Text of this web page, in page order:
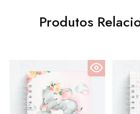
Produtos